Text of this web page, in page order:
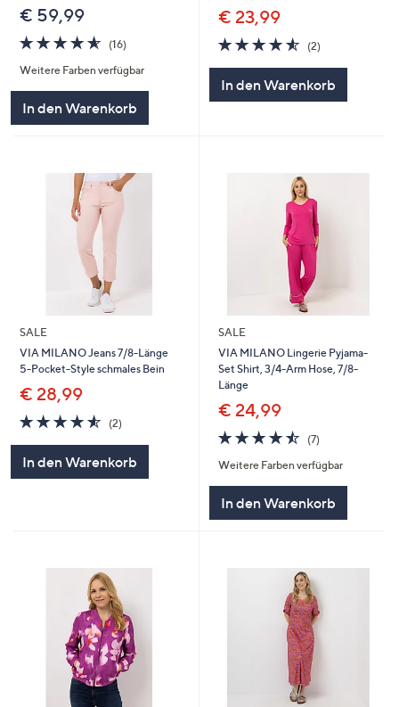
€ 59,99
4.6
von
5
(16)16
Weitere Farben verfügbar
In den Warenkorb
€ 23,99
4.5
von
(2)2
In den Warenkorb
SALE
VIA MILANO Jeans 7/8-Länge
5-Pocket-Style schmales Bein
€ 28,99
4.5
von
5
(2)
In den Warenkorb
SALE
VIA MILANO Lingerie Pyjama-
Set Shirt, 3/4-Arm Hose, 7/8-
Länge
€ 24,99
4.4
von
5
(7)7
Weitere Farben verfügbar
In den Warenkorb